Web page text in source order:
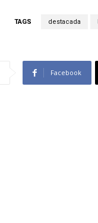
TAGS destacada
Facebook